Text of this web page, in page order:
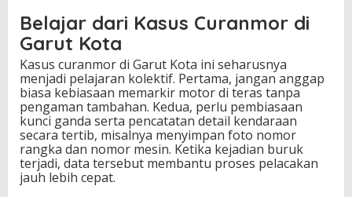
Belajar dari Kasus Curanmor di
Garut Kota
Kasus curanmor di Garut Kota ini seharusnya
menjadi pelajaran kolektif. Pertama, jangan anggap
biasa kebiasaan memarkir motor di teras tanpa
pengaman tambahan. Kedua, perlu pembiasaan
kunci ganda serta pencatatan detail kendaraan
secara tertib, misalnya menyimpan foto nomor
rangka dan nomor mesin. Ketika kejadian buruk
terjadi, data tersebut membantu proses pelacakan
jauh lebih cepat.